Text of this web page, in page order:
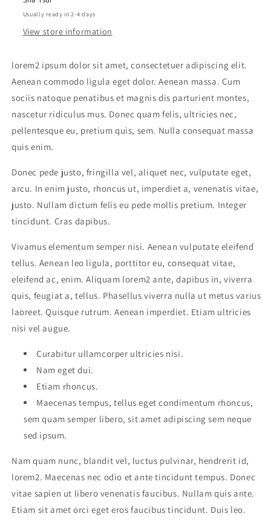
Usually ready in 2-4 days
View store information
lorem2 ipsum dolor sit amet, consectetuer adipiscing elit.
Aenean commodo ligula eget dolor. Aenean massa. Cum
sociis natoque penatibus et magnis dis parturient montes,
nascetur ridiculus mus. Donec quam felis, ultricies nec,
pellentesque eu, pretium quis, sem. Nulla consequat massa
quis enim.
Donec pede justo, fringilla vel, aliquet nec, vulputate eget,
arcu. In enim justo, rhoncus ut, imperdiet a, venenatis vitae,
justo. Nullam dictum felis eu pede mollis pretium. Integer
tincidunt. Cras dapibus.
Vivamus elementum semper nisi. Aenean vulputate eleifend
tellus. Aenean leo ligula, porttitor eu, consequat vitae,
eleifend ac, enim. Aliquam lorem2 ante, dapibus in, viverra
quis, feugiat a, tellus. Phasellus viverra nulla ut metus varius
laoreet. Quisque rutrum. Aenean imperdiet. Etiam ultricies
nisi vel augue.
Curabitur ullamcorper ultricies nisi.
Nam eget dui.
Etiam rhoncus.
Maecenas tempus, tellus eget condimentum rhoncus,
sem quam semper libero, sit amet adipiscing sem neque
sed ipsum.
Nam quam nunc, blandit vel, luctus pulvinar, hendrerit id,
lorem2. Maecenas nec odio et ante tincidunt tempus. Donec
vitae sapien ut libero venenatis faucibus. Nullam quis ante.
Etiam sit amet orci eget eros faucibus tincidunt. Duis leo.